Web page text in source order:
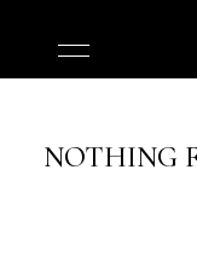
NOTHING